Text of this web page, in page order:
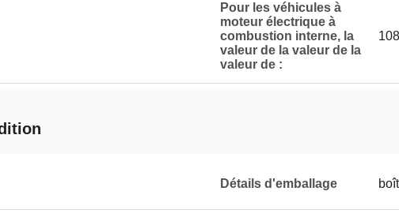
Pour les véhicules à
moteur électrique à
combustion interne, la
valeur de la valeur de la
valeur de :
Détails d'emballage